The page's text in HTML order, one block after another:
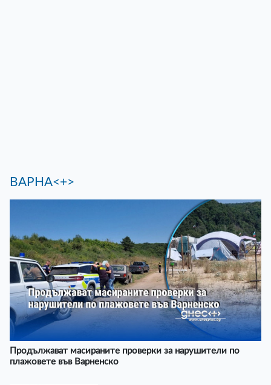
ВАРНА<+>
Продължават масираните проверки за нарушители по
плажовете във Варненско